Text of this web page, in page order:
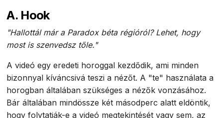
A. Hook
"Hallottál már a Paradox béta régióról? Lehet, hogy
most is szenvedsz tőle."
A videó egy eredeti horoggal kezdődik, ami minden
bizonnyal kíváncsivá teszi a nézőt. A "te" használata a
horogban általában szükséges a nézők vonzásához.
Bár általában mindössze két másodperc alatt eldöntik,
hogy folytatják-e a videó megtekintését vagy sem, az